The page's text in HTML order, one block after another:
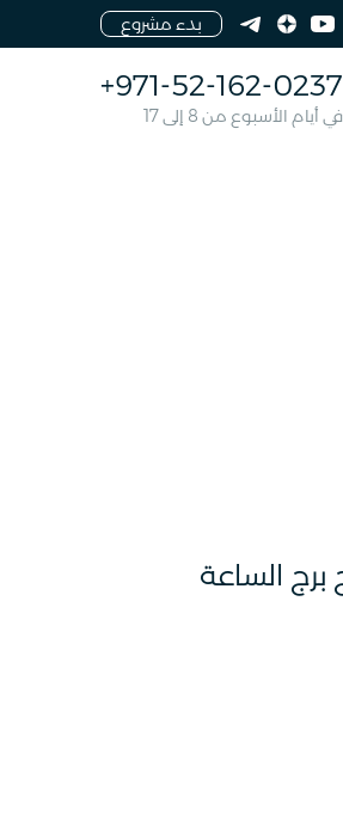
بدء مشروع
+971-52-162-0237
في أيام الأسبوع من 8 إلى 17